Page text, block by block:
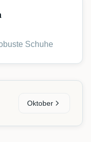
Schuhe
Oktober